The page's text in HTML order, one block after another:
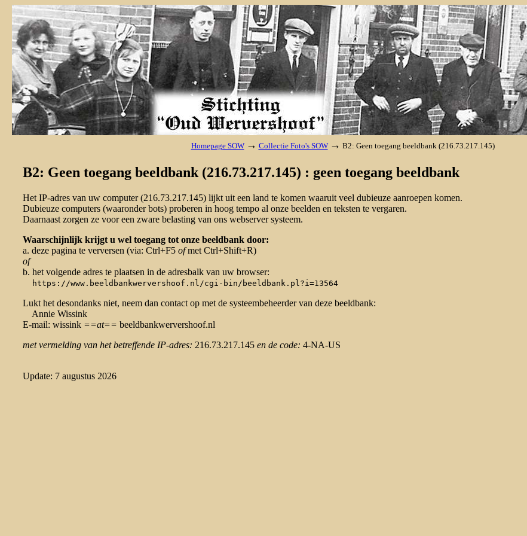
Homepage SOW → Collectie Foto's SOW → B2: Geen toegang beeldbank (216.73.217.145)
B2: Geen toegang beeldbank (216.73.217.145) : geen toegang beeldbank
Het IP-adres van uw computer (216.73.217.145) lijkt uit een land te komen waaruit veel dubieuze aanroepen komen.
Dubieuze computers (waaronder bots) proberen in hoog tempo al onze beelden en teksten te vergaren.
Daarnaast zorgen ze voor een zware belasting van ons webserver systeem.
Waarschijnlijk krijgt u wel toegang tot onze beeldbank door:
a. deze pagina te verversen (via: Ctrl+F5 ofmet Ctrl+Shift+R)
of
b. het volgende adres te plaatsen in de adresbalk van uw browser:
https://www.beeldbankwervershoof.nl/cgi-bin/beeldbank.pl?i=13564
Lukt het desondanks niet, neem dan contact op met de systeembeheerder van deze beeldbank:
Annie Wissink
E-mail: wissink ==at== beeldbankwervershoof.nl
met vermelding van het betreffende IP-adres: 216.73.217.145 en de code: 4-NA-US
Update: 7 augustus 2026